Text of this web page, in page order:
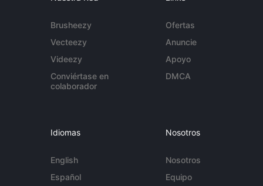
Brusheezy
Vecteezy
Videezy
Conviértase en
colaborador
Ofertas
Anuncie
Apoyo
DMCA
Idiomas
English
Español
Nosotros
Nosotros
Equipo